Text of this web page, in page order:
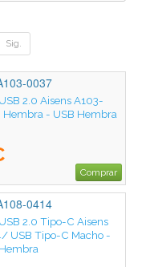
Sig.
0037
2.0 Aisens A103-
- USB Hembra
Comprar
0414
2.0 Tipo-C Aisens
USB Tipo-C Macho -